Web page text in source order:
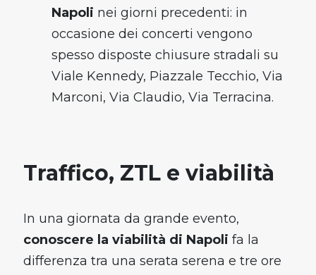
Napoli nei giorni precedenti: in
occasione dei concerti vengono
spesso disposte chiusure stradali su
Viale Kennedy, Piazzale Tecchio, Via
Marconi, Via Claudio, Via Terracina.
Traffico, ZTL e viabilità
In una giornata da grande evento,
conoscere la viabilità di Napoli fa la
differenza tra una serata serena e tre ore